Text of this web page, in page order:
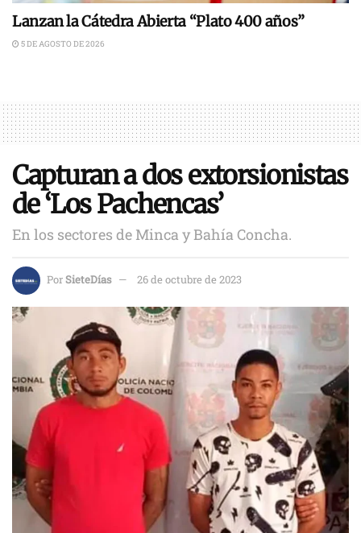
Lanzan la Cátedra Abierta “Plato 400 años”
5 DE AGOSTO DE 2026
Capturan a dos extorsionistas
de ‘Los Pachencas’
En los sectores de Minca y Bahía Concha.
PorSieteDías 26 de octubre de 2023